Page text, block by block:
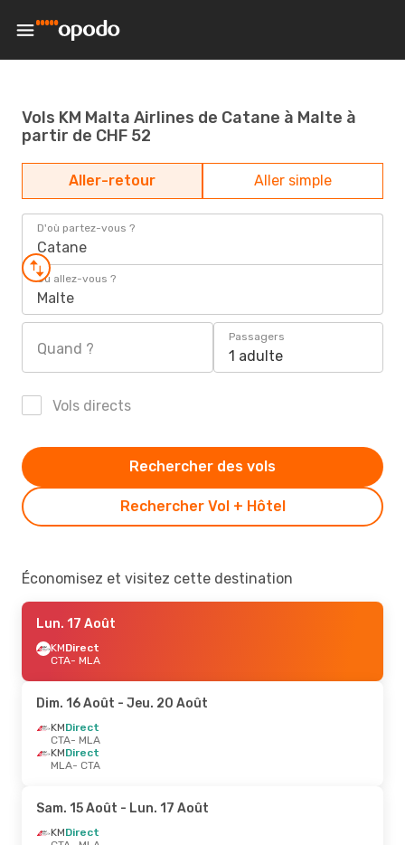
Vols KM Malta Airlines de Catane à Malte à
partir de CHF 52
Aller-retour Aller simple
D'où partez-vous ?
Catane
Où allez-vous ?
Malte
Quand ?
Passagers
1 adulte
Vols directs
Rechercher Vol + Hôtel
Rechercher des vols
Économisez et visitez cette destination
Lun. 17 Août
KMDirect
CTA- MLA
Dim. 16 Août - Jeu. 20 Août
KMDirect
CTA- MLA
KMDirect
MLA- CTA
Sam. 15 Août - Lun. 17 Août
KMDirect